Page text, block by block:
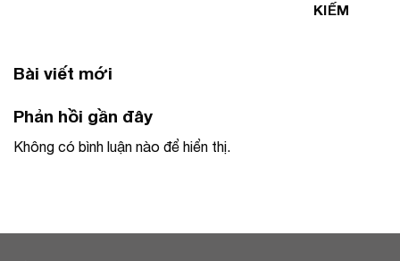
KIẾM
Bài viết mới
Phản hồi gần đây
Không có bình luận nào để hiển thị.